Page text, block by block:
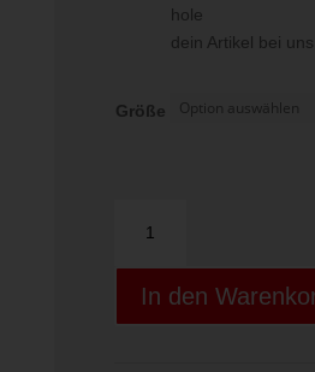
hole
dein Artikel bei
Größe
SHORT
BLACK
Menge
In den